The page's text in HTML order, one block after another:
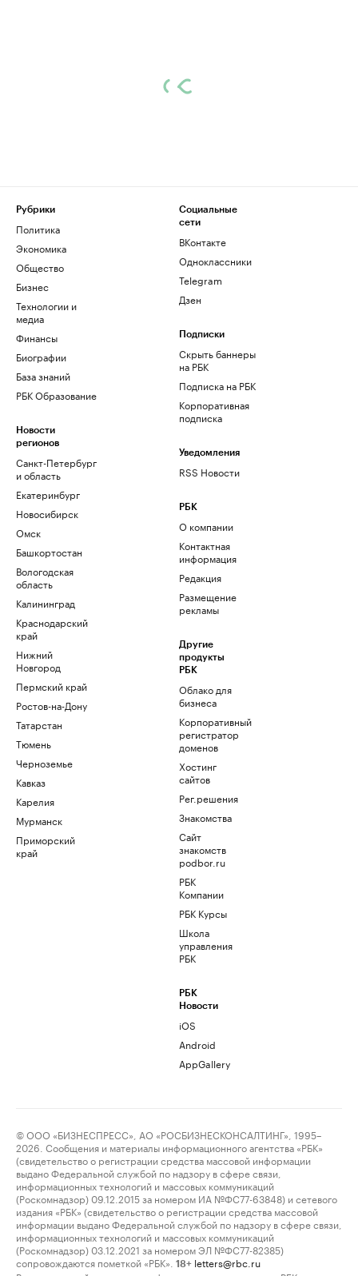
Рубрики
Политика
Экономика
Общество
Бизнес
Технологии и
медиа
Финансы
Биографии
База знаний
РБК Образование
Новости
регионов
Санкт-Петербург
и область
Екатеринбург
Новосибирск
Омск
Башкортостан
Вологодская
область
Калининград
Краснодарский
край
Нижний
Новгород
Пермский край
Ростов-на-Дону
Татарстан
Тюмень
Черноземье
Кавказ
Карелия
Мурманск
Приморский
край
Социальные
сети
ВКонтакте
Одноклассники
Telegram
Дзен
Подписки
Скрыть баннеры
на РБК
Подписка на РБК
Корпоративная
подписка
Уведомления
RSS Новости
РБК
О компании
Контактная
информация
Редакция
Размещение
рекламы
Другие
продукты
РБК
Облако для
бизнеса
Корпоративный
регистратор
доменов
Хостинг
сайтов
Рег.решения
Знакомства
Сайт
знакомств
podbor.ru
РБК
Компании
РБК Курсы
Школа
управления
РБК
РБК
Новости
iOS
Android
AppGallery
© ООО «БИЗНЕСПРЕСС», АО «РОСБИЗНЕСКОНСАЛТИНГ», 1995–
2026. Сообщения и материалы информационного агентства «РБК»
(свидетельство о регистрации средства массовой информации
выдано Федеральной службой по надзору в сфере связи,
информационных технологий и массовых коммуникаций
(Роскомнадзор) 09.12.2015 за номером ИА №ФС77-63848) и сетевого
издания «РБК» (свидетельство о регистрации средства массовой
информации выдано Федеральной службой по надзору в сфере связи,
информационных технологий и массовых коммуникаций
(Роскомнадзор) 03.12.2021 за номером ЭЛ №ФС77-82385)
сопровождаются пометкой «РБК».
18+ letters@rbc.ru